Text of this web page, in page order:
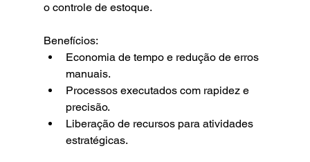
o controle de estoque.
Benefícios:
Economia de tempo e redução de erros
manuais.
Processos executados com rapidez e
precisão.
Liberação de recursos para atividades
estratégicas.